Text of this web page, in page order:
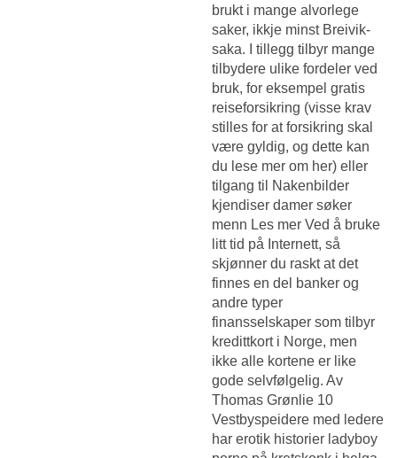
brukt i mange alvorlege
saker, ikkje minst Breivik-
saka. I tillegg tilbyr mange
tilbydere ulike fordeler ved
bruk, for eksempel gratis
reiseforsikring (visse krav
stilles for at forsikring skal
være gyldig, og dette kan
du lese mer om her) eller
tilgang til
Nakenbilder
kjendiser damer søker
menn Les mer Ved å bruke
litt tid på Internett, så
skjønner du raskt at det
finnes en del banker og
andre typer
finansselskaper som tilbyr
kredittkort i Norge, men
ikke alle kortene er like
gode selvfølgelig. Av
Thomas Grønlie 10
Vestbyspeidere med ledere
har erotik historier ladyboy